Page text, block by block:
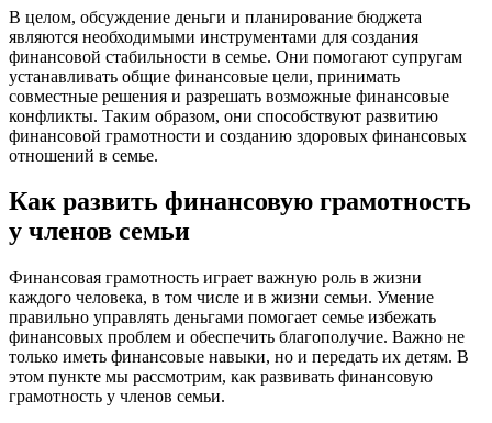
В целом, обсуждение деньги и планирование бюджета
являются необходимыми инструментами для создания
финансовой стабильности в семье. Они помогают супругам
устанавливать общие финансовые цели, принимать
совместные решения и разрешать возможные финансовые
конфликты. Таким образом, они способствуют развитию
финансовой грамотности и созданию здоровых финансовых
отношений в семье.
Как развить финансовую грамотность
у членов семьи
Финансовая грамотность играет важную роль в жизни
каждого человека, в том числе и в жизни семьи. Умение
правильно управлять деньгами помогает семье избежать
финансовых проблем и обеспечить благополучие. Важно не
только иметь финансовые навыки, но и передать их детям. В
этом пункте мы рассмотрим, как развивать финансовую
грамотность у членов семьи.